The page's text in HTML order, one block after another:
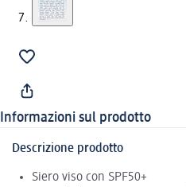
Informazioni sul prodotto
Descrizione prodotto
Siero viso con SPF50+